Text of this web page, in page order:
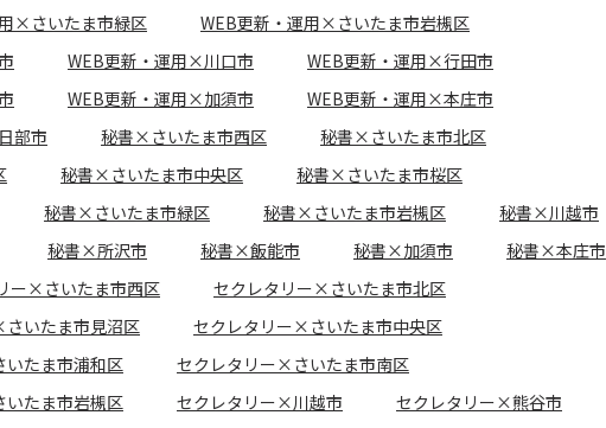
×さいたま市緑区
WEB更新・運用×さいたま市岩槻区
WEB更新・運用×川口市
WEB更新・運用×行田市
WEB更新・運用×加須市
WEB更新・運用×本庄市
部市 秘書×さいたま市西区
秘書×さいたま市北区
秘書×さいたま市中央区
秘書×さいたま市桜区
秘書×さいたま市緑区 秘書×さいたま市岩槻区
秘書×川越市
秘書×所沢市 秘書×飯能市 秘書×加須市
秘書×本庄市
ー×さいたま市西区
セクレタリー×さいたま市北区
いたま市見沼区
セクレタリー×さいたま市中央区
たま市浦和区
セクレタリー×さいたま市南区
たま市岩槻区 セクレタリー×川越市 セクレタリー×熊谷市